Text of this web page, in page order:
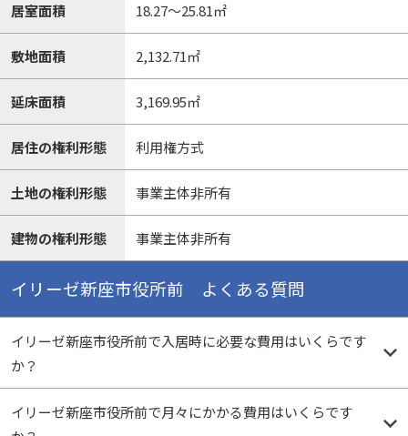
居室面積 18.27～25.81㎡
敷地面積 2,132.71㎡
延床面積 3,169.95㎡
居住の権利形態 利用権方式
土地の権利形態 事業主体非所有
建物の権利形態 事業主体非所有
イリーゼ新座市役所前 よくある質問
イリーゼ新座市役所前で入居時に必要な費用はいくらです
か？
イリーゼ新座市役所前で月々にかかる費用はいくらです